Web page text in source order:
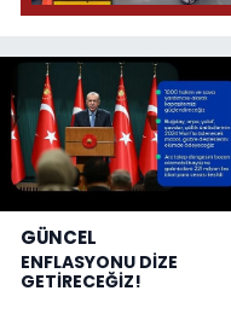
GÜNCEL
ENFLASYONU DİZE
GETİRECEĞİZ!